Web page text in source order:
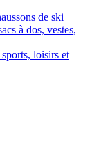
de ski
à dos, vestes,
loisirs et